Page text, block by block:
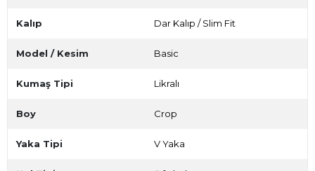
Kalıp Dar Kalıp / Slim Fit
Model / Kesim Basic
Kumaş Tipi Likralı
Boy Crop
Yaka Tipi V Yaka